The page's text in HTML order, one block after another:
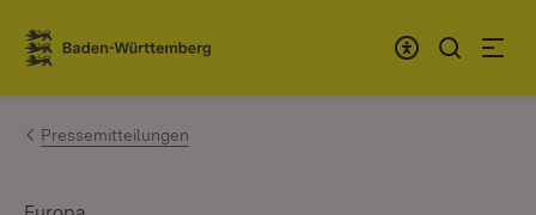
Zum Inhalt springen
Link zur Startseite
Pressemitteilungen